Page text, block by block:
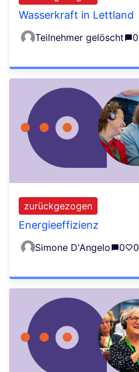
Wasserkraft in Lettland
Teilnehmer gelöscht 0
Energieeffizienz
zurückgezogen
Simone D'Angelo 0 0